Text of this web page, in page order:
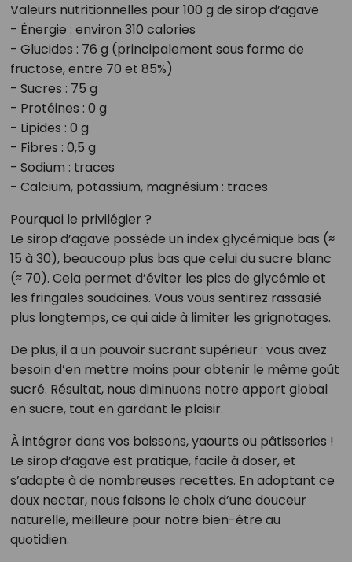
Valeurs nutritionnelles pour 100 g de sirop d’agave
- Énergie : environ 310 calories
- Glucides : 76 g (principalement sous forme de
fructose, entre 70 et 85%)
- Sucres : 75 g
- Protéines : 0 g
- Lipides : 0 g
- Fibres : 0,5 g
- Sodium : traces
- Calcium, potassium, magnésium : traces
Pourquoi le privilégier ?
Le sirop d’agave possède un index glycémique bas (≈
15 à 30), beaucoup plus bas que celui du sucre blanc
(≈ 70). Cela permet d’éviter les pics de glycémie et
les fringales soudaines. Vous vous sentirez rassasié
plus longtemps, ce qui aide à limiter les grignotages.
De plus, il a un pouvoir sucrant supérieur : vous avez
besoin d’en mettre moins pour obtenir le même goût
sucré. Résultat, nous diminuons notre apport global
en sucre, tout en gardant le plaisir.
À intégrer dans vos boissons, yaourts ou pâtisseries !
Le sirop d’agave est pratique, facile à doser, et
s’adapte à de nombreuses recettes. En adoptant ce
doux nectar, nous faisons le choix d’une douceur
naturelle, meilleure pour notre bien-être au
quotidien.